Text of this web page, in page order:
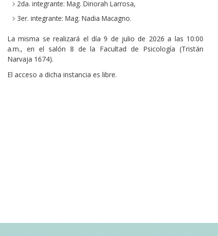
2da. integrante: Mag. Dinorah Larrosa,
3er. integrante: Mag. Nadia Macagno.
La misma se realizará el día 9 de julio de 2026 a las 10:00
a.m., en el salón 8 de la Facultad de Psicología (Tristán
Narvaja 1674).
El acceso a dicha instancia es libre.